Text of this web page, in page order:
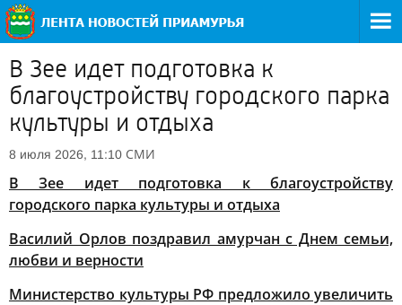
В Зее идет подготовка к
благоустройству городского парка
культуры и отдыха
8 июля 2026, 11:10 СМИ
В Зее идет подготовка к благоустройству
городского парка культуры и отдыха
Василий Орлов поздравил амурчан с Днем семьи,
любви и верности
Министерство культуры РФ предложило увеличить